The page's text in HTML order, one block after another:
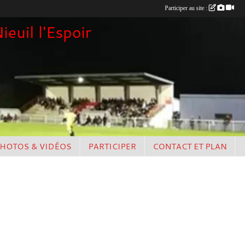
l'Espoir
& VIDÉOS PARTICIPER CONTACT ET PLAN
Participer au site :